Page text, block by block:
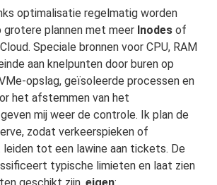
optimalisatie regelmatig worden
grotere plannen met meer Inodes of
Speciale bronnen voor CPU, RAM
aan knelpunten door buren op
opslag, geïsoleerde processen en
het afstemmen van het
mij weer de controle. Ik plan de
zodat verkeerspieken of
tot een lawine aan tickets. De
typische limieten en laat zien